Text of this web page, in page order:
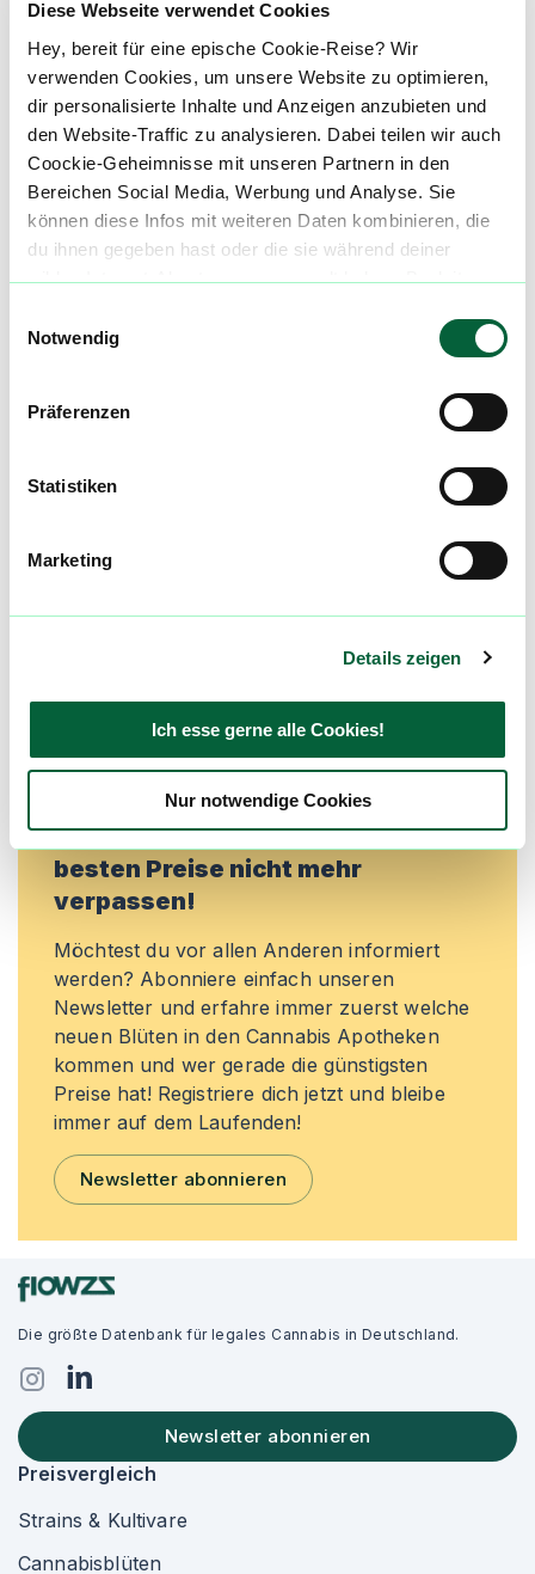
Diese Webseite verwendet Cookies
Hey, bereit für eine epische Cookie-Reise? Wir
verwenden Cookies, um unsere Website zu optimieren,
dir personalisierte Inhalte und Anzeigen anzubieten und
den Website-Traffic zu analysieren. Dabei teilen wir auch
Coockie-Geheimnisse mit unseren Partnern in den
Bereichen Social Media, Werbung und Analyse. Sie
können diese Infos mit weiteren Daten kombinieren, die
du ihnen gegeben hast oder die sie während deiner
wilden Internet-Abenteuer gesammelt haben. Begleite
Notwendig
Präferenzen
Statistiken
Marketing
Details zeigen
Ich esse gerne alle Cookies!
Nur notwendige Cookies
Hansecannabis (Löns Apotheke, Bremen)
Gröpelinger Heerstr. 406-408
28239 Bremen
E-Mail:info@hansecannabis.de
Community
Alle wichtigen Daten und Fakten - täglich
aktualisiert! Hilf uns mit Deinen Kommentaren
machen. Melde dich an, um dir deine
Preisreduktionen informiert zu werden und
exklusive Angebote zu erhalten!
Jetzt registrieren
Neue Cannabisblüten und die
besten Preise nicht mehr
verpassen!
Möchtest du vor allen Anderen informiert
werden? Abonniere einfach unseren
Newsletter und erfahre immer zuerst welche
neuen Blüten in den Cannabis Apotheken
kommen und wer gerade die günstigsten
Preise hat! Registriere dich jetzt und bleibe
immer auf dem Laufenden!
Newsletter abonnieren
Die größte Datenbank für legales Cannabis in Deutschland.
Newsletter abonnieren
Preisvergleich
Strains & Kultivare
Cannabisblüten